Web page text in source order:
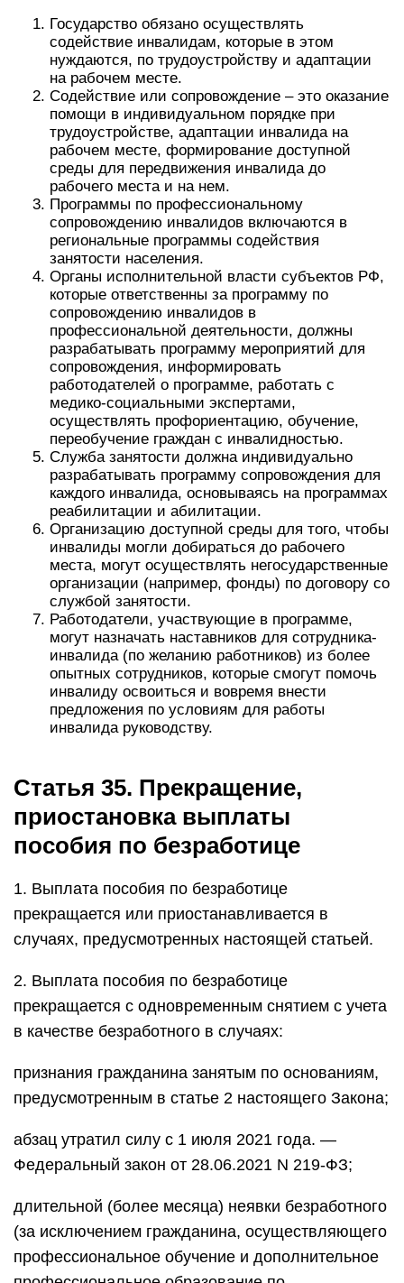
Государство обязано осуществлять
содействие инвалидам, которые в этом
нуждаются, по трудоустройству и адаптации
на рабочем месте.
Содействие или сопровождение – это оказание
помощи в индивидуальном порядке при
трудоустройстве, адаптации инвалида на
рабочем месте, формирование доступной
среды для передвижения инвалида до
рабочего места и на нем.
Программы по профессиональному
сопровождению инвалидов включаются в
региональные программы содействия
занятости населения.
Органы исполнительной власти субъектов РФ,
которые ответственны за программу по
сопровождению инвалидов в
профессиональной деятельности, должны
разрабатывать программу мероприятий для
сопровождения, информировать
работодателей о программе, работать с
медико-социальными экспертами,
осуществлять профориентацию, обучение,
переобучение граждан с инвалидностью.
Служба занятости должна индивидуально
разрабатывать программу сопровождения для
каждого инвалида, основываясь на программах
реабилитации и абилитации.
Организацию доступной среды для того, чтобы
инвалиды могли добираться до рабочего
места, могут осуществлять негосударственные
организации (например, фонды) по договору со
службой занятости.
Работодатели, участвующие в программе,
могут назначать наставников для сотрудника-
инвалида (по желанию работников) из более
опытных сотрудников, которые смогут помочь
инвалиду освоиться и вовремя внести
предложения по условиям для работы
инвалида руководству.
Статья 35. Прекращение,
приостановка выплаты
пособия по безработице
1. Выплата пособия по безработице
прекращается или приостанавливается в
случаях, предусмотренных настоящей статьей.
2. Выплата пособия по безработице
прекращается с одновременным снятием с учета
в качестве безработного в случаях:
признания гражданина занятым по основаниям,
предусмотренным в статье 2 настоящего Закона;
абзац утратил силу с 1 июля 2021 года. —
Федеральный закон от 28.06.2021 N 219-ФЗ;
длительной (более месяца) неявки безработного
(за исключением гражданина, осуществляющего
профессиональное обучение и дополнительное